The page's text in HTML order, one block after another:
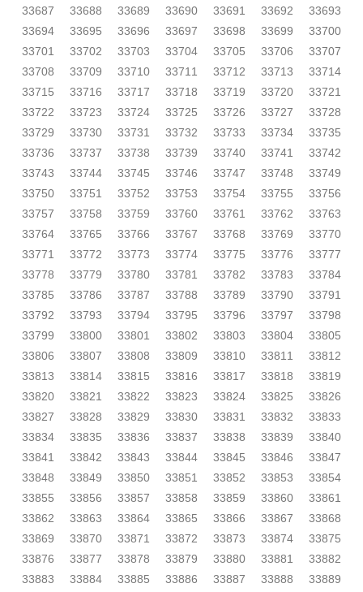
33687
33688 33689 33690 33691 33692
33693
33694
33695 33696 33697 33698 33699
33700
33701
33702 33703 33704 33705 33706
33707
33708
33709 33710 33711 33712 33713
33714
33715
33716 33717 33718 33719 33720
33721
33722
33723 33724 33725 33726 33727
33728
33729
33730 33731 33732 33733 33734
33735
33736
33737 33738 33739 33740 33741
33742
33743
33744 33745 33746 33747 33748
33749
33750
33751 33752 33753 33754 33755
33756
33757
33758 33759 33760 33761 33762
33763
33764
33765 33766 33767 33768 33769
33770
33771
33772 33773 33774 33775 33776
33777
33778
33779 33780 33781 33782 33783
33784
33785
33786 33787 33788 33789 33790
33791
33792
33793 33794 33795 33796 33797
33798
33799
33800 33801 33802 33803 33804
33805
33806
33807 33808 33809 33810 33811
33812
33813
33814 33815 33816 33817 33818
33819
33820
33821 33822 33823 33824 33825
33826
33827
33828 33829 33830 33831 33832
33833
33834
33835 33836 33837 33838 33839
33840
33841
33842 33843 33844 33845 33846
33847
33848
33849 33850 33851 33852 33853
33854
33855
33856 33857 33858 33859 33860
33861
33862
33863 33864 33865 33866 33867
33868
33869
33870 33871 33872 33873 33874
33875
33876
33877 33878 33879 33880 33881
33882
33883
33884 33885 33886 33887 33888
33889